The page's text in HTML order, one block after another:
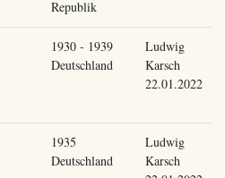
Republik
1930 - 1939
Deutschland
Ludwig
Karsch
22.01.2022
1935
Deutschland
Ludwig
Karsch